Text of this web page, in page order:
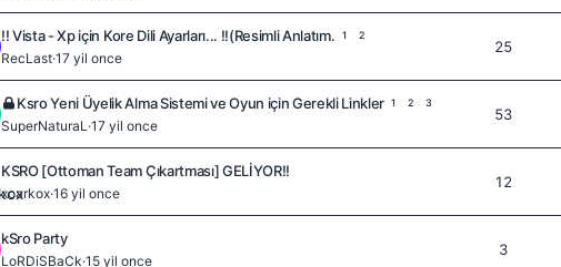
!! Vista - Xp için Kore Dili Ayarları... !!(Resimli Anlatım. 1 2
RecLast·17 yil once
25
Ksro Yeni Üyelik Alma Sistemi ve Oyun için Gerekli Linkler 1 2 3
SuperNaturaL·17 yil once
53
KSRO [Ottoman Team Çıkartması] GELİYOR!!
xcarkox·16 yil once
12
kSro Party
LoRDiSBaCk·15 yil once
3